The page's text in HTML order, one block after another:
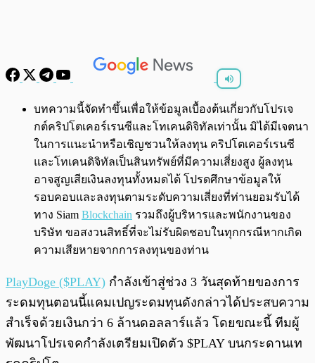
พร้อมเล่น 0:00/0:00
บทความนี้จัดทำขึ้นเพื่อให้ข้อมูลเบื้องต้นเกี่ยวกับโปรเจ
กต์คริปโตเคอร์เรนซีและโทเคนดิจิทัลเท่านั้น มิได้มีเจตนา
ในการแนะนำหรือเชิญชวนให้ลงทุน คริปโตเคอร์เรนซี
และโทเคนดิจิทัลเป็นสินทรัพย์ที่มีความเสี่ยงสูง ผู้ลงทุน
อาจสูญเสียเงินลงทุนทั้งหมดได้ โปรดศึกษาข้อมูลให้
รอบคอบและลงทุนตามระดับความเสี่ยงที่ท่านยอมรับได้
ทาง Siam Blockchain รวมถึงผู้บริหารและพนักงานของ
บริษัท ขอสงวนสิทธิ์ที่จะไม่รับผิดชอบในทุกกรณีหากเกิด
ความเสียหายจากการลงทุนของท่าน
PlayDoge ($PLAY) กำลังเข้าสู่ช่วง 3 วันสุดท้ายของการ
ระดมทุนตอนนี้แคมเปญระดมทุนดังกล่าวได้ประสบความ
สำเร็จด้วยเงินกว่า 6 ล้านดอลลาร์แล้ว โดยขณะนี้ ทีมผู้
พัฒนาโปรเจคกำลังเตรียมเปิดตัว $PLAY บนกระดานเท